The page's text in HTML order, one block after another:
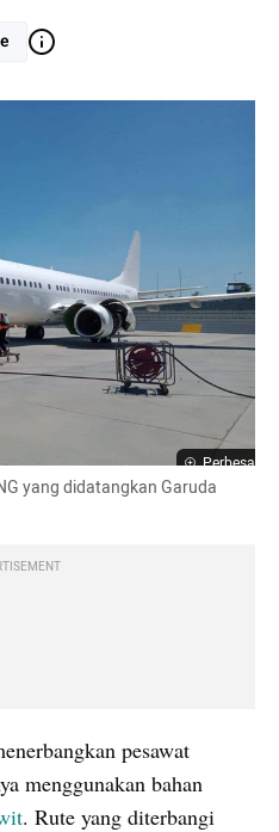
Perbesar
yang didatangkan Garuda
menggunakan bahan
. Rute yang diterbangi